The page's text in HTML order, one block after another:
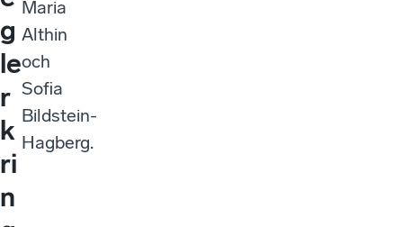
g
le
r
k
ri
n
Maria
Althin
och
Sofia
Bildstein-
Hagberg.